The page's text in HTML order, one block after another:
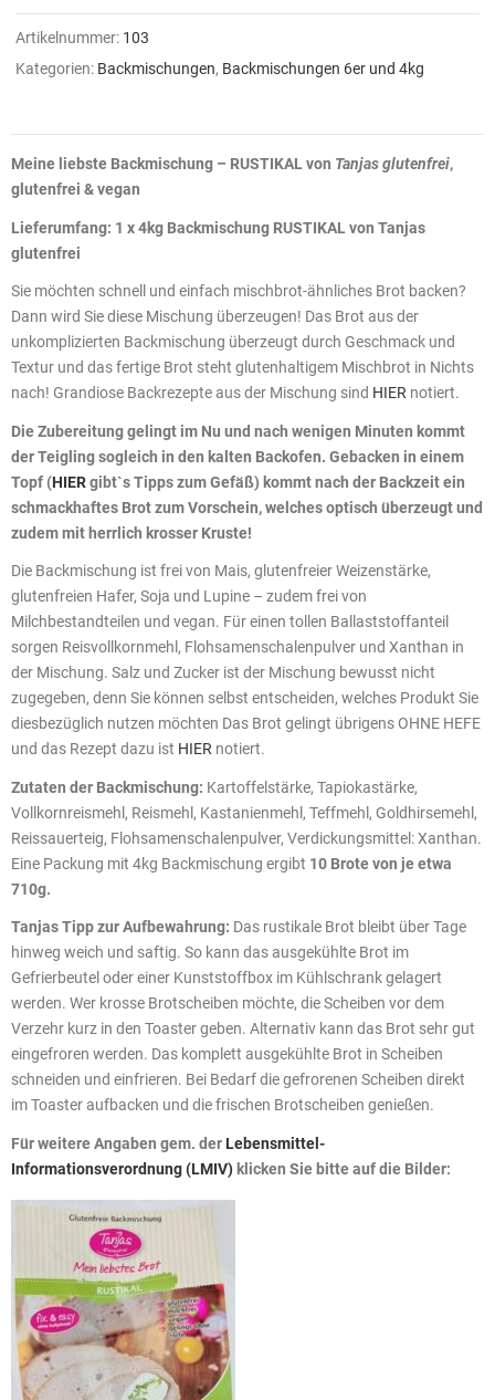
Artikelnummer: 103
Kategorien: Backmischungen, Backmischungen 6er und 4kg
Meine liebste Backmischung – RUSTIKAL von Tanjas glutenfrei,
glutenfrei & vegan
Lieferumfang: 1 x 4kg Backmischung RUSTIKAL von Tanjas
glutenfrei
Sie möchten schnell und einfach mischbrot-ähnliches Brot backen?
Dann wird Sie diese Mischung überzeugen! Das Brot aus der
unkomplizierten Backmischung überzeugt durch Geschmack und
Textur und das fertige Brot steht glutenhaltigem Mischbrot in Nichts
nach! Grandiose Backrezepte aus der Mischung sind HIER notiert.
Die Zubereitung gelingt im Nu und nach wenigen Minuten kommt
der Teigling sogleich in den kalten Backofen. Gebacken in einem
Topf (HIERgibt`s Tipps zum Gefäß) kommt nach der Backzeit ein
schmackhaftes Brot zum Vorschein, welches optisch überzeugt und
zudem mit herrlich krosser Kruste!
Die Backmischung ist frei von Mais, glutenfreier Weizenstärke,
glutenfreien Hafer, Soja und Lupine – zudem frei von
Milchbestandteilen und vegan. Für einen tollen Ballaststoffanteil
sorgen Reisvollkornmehl, Flohsamenschalenpulver und Xanthan in
der Mischung. Salz und Zucker ist der Mischung bewusst nicht
zugegeben, denn Sie können selbst entscheiden, welches Produkt Sie
diesbezüglich nutzen möchten Das Brot gelingt übrigens OHNE HEFE
und das Rezept dazu ist HIER notiert.
Zutaten der Backmischung: Kartoffelstärke, Tapiokastärke,
Vollkornreismehl, Reismehl, Kastanienmehl, Teffmehl, Goldhirsemehl,
Reissauerteig, Flohsamenschalenpulver, Verdickungsmittel: Xanthan.
Eine Packung mit 4kg Backmischung ergibt 10 Brote von je etwa
710g.
Tanjas Tipp zur Aufbewahrung: Das rustikale Brot bleibt über Tage
hinweg weich und saftig. So kann das ausgekühlte Brot im
Gefrierbeutel oder einer Kunststoffbox im Kühlschrank gelagert
werden. Wer krosse Brotscheiben möchte, die Scheiben vor dem
Verzehr kurz in den Toaster geben. Alternativ kann das Brot sehr gut
eingefroren werden. Das komplett ausgekühlte Brot in Scheiben
schneiden und einfrieren. Bei Bedarf die gefrorenen Scheiben direkt
im Toaster aufbacken und die frischen Brotscheiben genießen.
Für weitere Angaben gem. der Lebensmittel-
Informationsverordnung (LMIV) klicken Sie bitte auf die Bilder: